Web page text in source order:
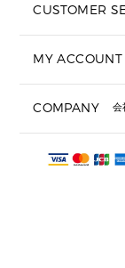
定期
CUSTOMER
ギフト用にラ
ショッピング
注文後に完了
サイズ交換は
MY ACCOUNT
COMPANY 会
会社概要